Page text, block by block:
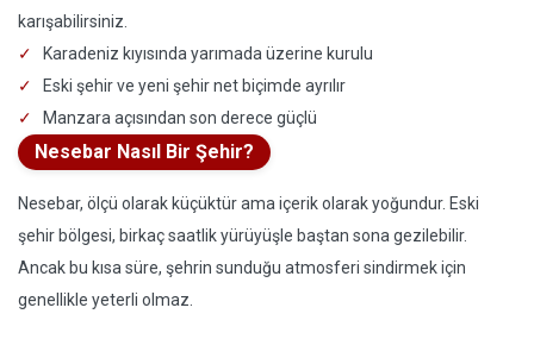
karışabilirsiniz.
Karadeniz kıyısında yarımada üzerine kurulu
Eski şehir ve yeni şehir net biçimde ayrılır
Manzara açısından son derece güçlü
Nesebar Nasıl Bir Şehir?
Nesebar, ölçü olarak küçüktür ama içerik olarak yoğundur. Eski
şehir bölgesi, birkaç saatlik yürüyüşle baştan sona gezilebilir.
Ancak bu kısa süre, şehrin sunduğu atmosferi sindirmek için
genellikle yeterli olmaz.